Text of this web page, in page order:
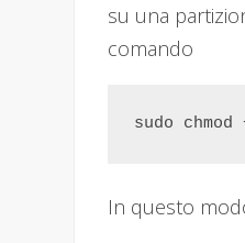
su una
comando
sudo
In questo